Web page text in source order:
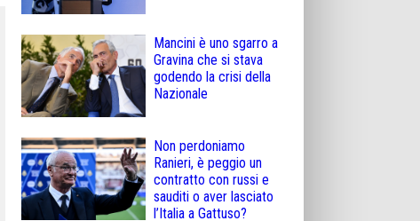
Mancini è uno sgarro a
Gravina che si stava
godendo la crisi della
Nazionale
Non perdoniamo
Ranieri, è peggio un
contratto con russi e
sauditi o aver lasciato
l’Italia a Gattuso?